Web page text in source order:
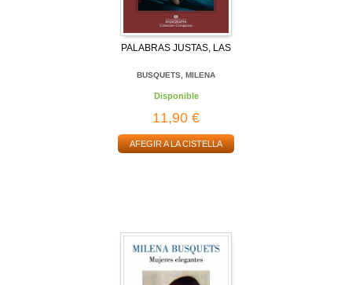
PALABRAS JUSTAS, LAS
BUSQUETS, MILENA
Disponible
11,90 €
AFEGIR A LA CISTELLA